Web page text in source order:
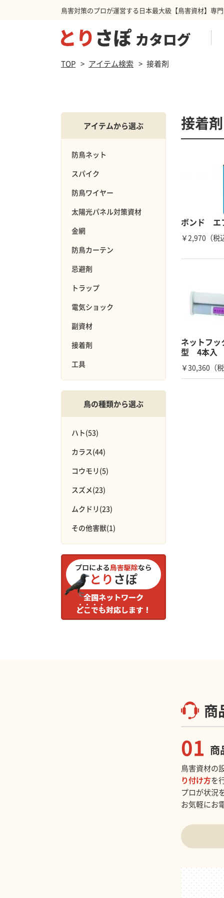
鳥害対策のプロが運営する日本最大級【鳥害資材】専
防鳥ネット
防鳥カーテン
工
ハト
その他害獣
商品を検索する
TOP アイテム検索 接着剤
接着剤
ボンド エ
￥2,970（税
ネットフ
型 4本入
￥30,360（
アイテムから選ぶ
防鳥ネット
スパイク
防鳥ワイヤー
太陽光パネル対策資材
金網
防鳥カーテン
忌避剤
トラップ
電気ショック
副資材
接着剤
工具
鳥の種類から選ぶ
ハト(53)
カラス(44)
コウモリ(5)
スズメ(23)
ムクドリ(23)
その他害獣(1)
商
01 商
鳥害資材の
り付け方を
プロが状況
お気軽にお